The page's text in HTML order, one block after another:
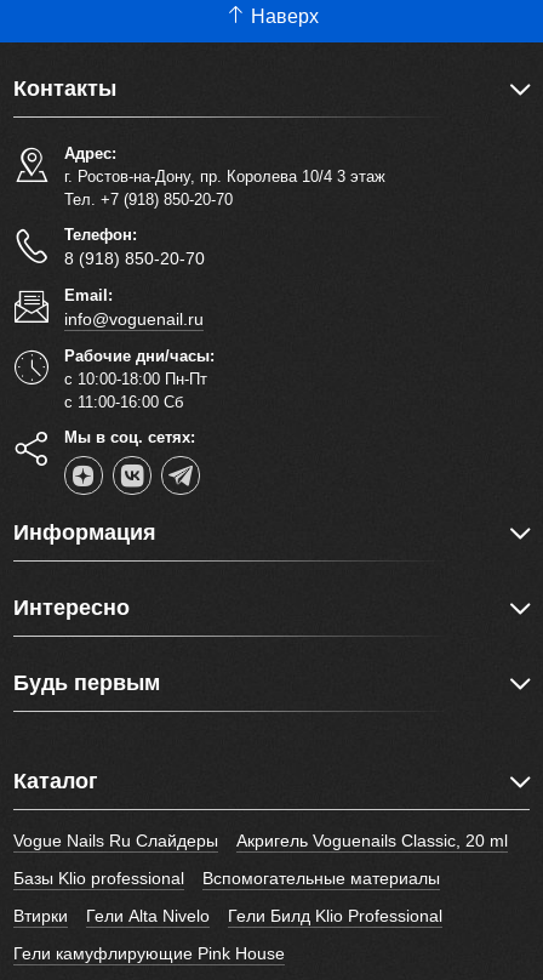
Наверх
Контакты
Адрес:
г. Ростов-на-Дону, пр. Королева 10/4 3 этаж
Тел. +7 (918) 850-20-70
Телефон:
8 (918) 850-20-70
Email:
info@voguenail.ru
Рабочие дни/часы:
с 10:00-18:00 Пн-Пт
с 11:00-16:00 Сб
Мы в соц. сетях:
Информация
Интересно
Будь первым
Каталог
Vogue Nails Ru Слайдеры
Акригель Voguenails Classic, 20 ml
Базы Klio professional
Вспомогательные материалы
Втирки
Гели Alta Nivelo
Гели Билд Klio Professional
Гели камуфлирующие Pink House